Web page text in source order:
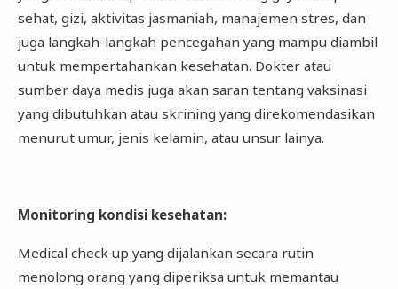
sehat, gizi, aktivitas jasmaniah, manajemen stres, dan
juga langkah-langkah pencegahan yang mampu diambil
untuk mempertahankan kesehatan. Dokter atau
sumber daya medis juga akan saran tentang vaksinasi
yang dibutuhkan atau skrining yang direkomendasikan
menurut umur, jenis kelamin, atau unsur lainya.
Monitoring kondisi kesehatan:
Medical check up yang dijalankan secara rutin
menolong orang yang diperiksa untuk memantau